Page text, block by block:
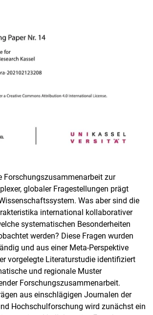
Forschungszusammenarbeit zur
globaler Fragestellungen prägt
Was aber sind die
international kollaborativer
systematischen Besonderheiten
werden? Diese Fragen wurden
und aus einer Meta-Perspektive
vorgelegte Literaturstudie identifiziert
und regionale Muster
Forschungszusammenarbeit.
aus einschlägigen Journalen der
Hochschulforschung wird zunächst ein